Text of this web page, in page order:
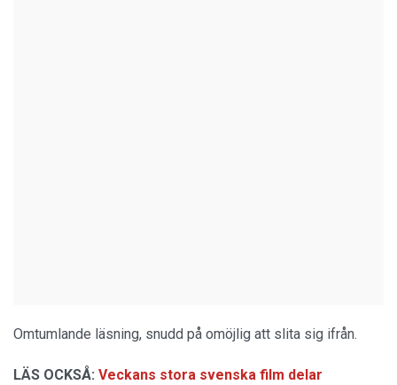
Omtumlande läsning, snudd på omöjlig att slita sig ifrån.
LÄS OCKSÅ: Veckans stora svenska film delar